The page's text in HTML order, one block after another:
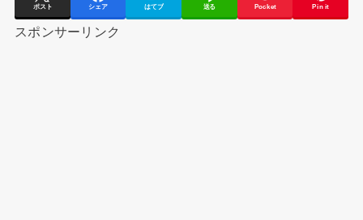
ポスト シェア はてブ 送る Pocket Pin it
スポンサーリンク